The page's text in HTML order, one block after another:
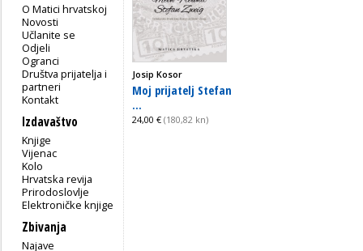
O Matici hrvatskoj
Novosti
Učlanite se
Odjeli
Ogranci
Društva prijatelja i
partneri
Kontakt
Izdavaštvo
Knjige
Vijenac
Kolo
Hrvatska revija
Prirodoslovlje
Elektroničke knjige
Zbivanja
Najave
Josip Kosor
Moj prijatelj Stefan
...
24,00 € (180,82 kn)